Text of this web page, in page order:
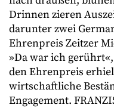
Drinnen zieren
darunter zwei
Ehrenpreis Zeitzer
»Da war ich
den Ehrenpreis
wirtschaftliche
Engagement.